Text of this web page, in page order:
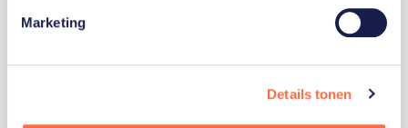
Marketing
Details tonen
Staatsloterij is trotse hoofdsponsor van
sportiefste land van de wereld maken.